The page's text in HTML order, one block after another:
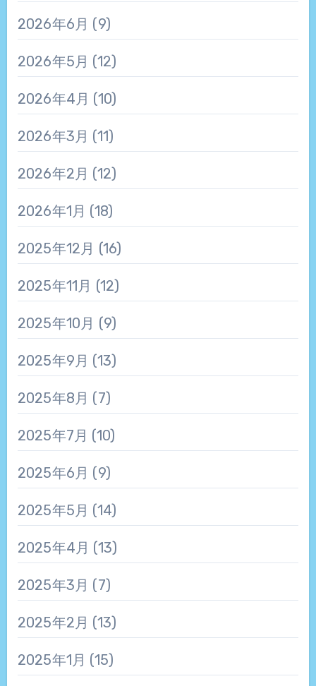
2026年6月 (9)
2026年5月 (12)
2026年4月 (10)
2026年3月 (11)
2026年2月 (12)
2026年1月 (18)
2025年12月 (16)
2025年11月 (12)
2025年10月 (9)
2025年9月 (13)
2025年8月 (7)
2025年7月 (10)
2025年6月 (9)
2025年5月 (14)
2025年4月 (13)
2025年3月 (7)
2025年2月 (13)
2025年1月 (15)